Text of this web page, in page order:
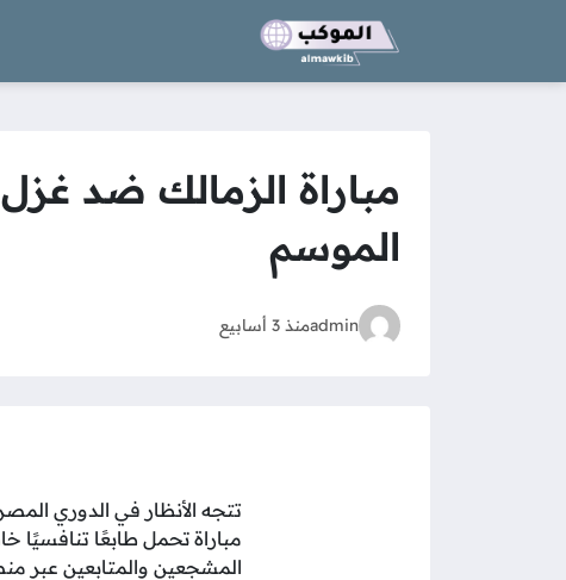
الموسم
adminمنذ 3 أسابيع
تتجه الأنظار في الدوري
مباراة تحمل طابعًا تنافسيًا
المشجعين والمتابعين عبر